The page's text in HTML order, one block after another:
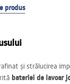
produs
și strălucirea
bateriei de lavoar